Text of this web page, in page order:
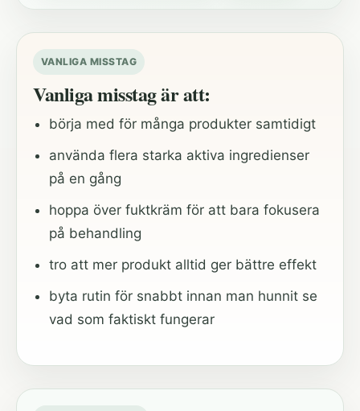
VANLIGA MISSTAG
Vanliga misstag är att:
börja med för många produkter samtidigt
använda flera starka aktiva ingredienser
på en gång
hoppa över fuktkräm för att bara fokusera
på behandling
tro att mer produkt alltid ger bättre effekt
byta rutin för snabbt innan man hunnit se
vad som faktiskt fungerar